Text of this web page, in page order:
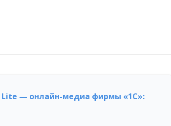
Lite — онлайн-медиа фирмы «1С»: